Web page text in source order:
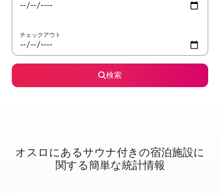
チェックアウト
検索
オスロに⁠あ⁠るサ⁠ウ⁠ナ⁠付⁠き⁠の宿⁠泊⁠施⁠設⁠に
関⁠す⁠る簡⁠単⁠な統⁠計⁠情⁠報